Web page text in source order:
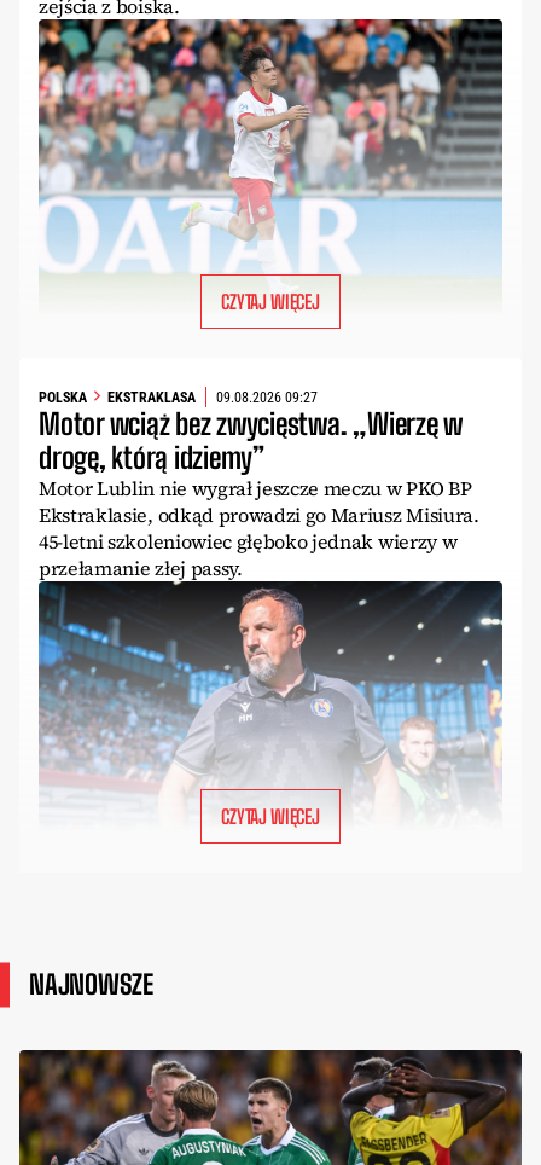
zejścia z boiska.
CZYTAJ WIĘCEJ
POLSKA EKSTRAKLASA 09.08.2026 09:27
Motor wciąż bez zwycięstwa. „Wierzę w
drogę, którą idziemy”
Motor Lublin nie wygrał jeszcze meczu w PKO BP
Ekstraklasie, odkąd prowadzi go Mariusz Misiura.
45-letni szkoleniowiec głęboko jednak wierzy w
przełamanie złej passy.
CZYTAJ WIĘCEJ
NAJNOWSZE